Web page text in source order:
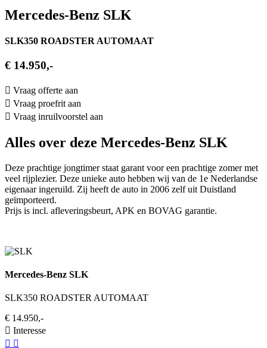
Mercedes-Benz SLK
SLK350 ROADSTER AUTOMAAT
€ 14.950,-
Vraag offerte aan
Vraag proefrit aan
Vraag inruilvoorstel aan
Alles over deze Mercedes-Benz SLK
Deze prachtige jongtimer staat garant voor een prachtige zomer met
veel rijplezier. Deze unieke auto hebben wij van de 1e Nederlandse
eigenaar ingeruild. Zij heeft de auto in 2006 zelf uit Duistland
geïmporteerd.
Prijs is incl. afleveringsbeurt, APK en BOVAG garantie.
Mercedes-Benz SLK
SLK350 ROADSTER AUTOMAAT
€ 14.950,-
Interesse